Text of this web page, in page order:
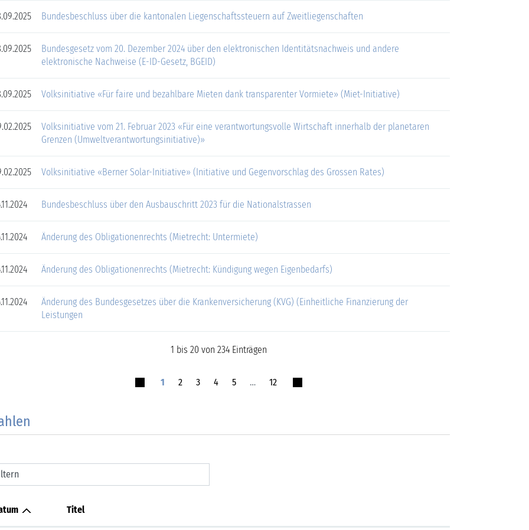
Bundesbeschluss über die kantonalen Liegenschaftssteuern auf Zweitliegenschaften
Bundesgesetz vom 20. Dezember 2024 über den elektronischen Identitätsnachweis und andere
elektronische Nachweise (E-ID-Gesetz, BGEID)
Volksinitiative «Für faire und bezahlbare Mieten dank transparenter Vormiete» (Miet-Initiative)
Volksinitiative vom 21. Februar 2023 «Für eine verantwortungsvolle Wirtschaft innerhalb der planetaren
Grenzen (Umweltverantwortungsinitiative)»
Volksinitiative «Berner Solar-Initiative» (Initiative und Gegenvorschlag des Grossen Rates)
Bundesbeschluss über den Ausbauschritt 2023 für die Nationalstrassen
Änderung des Obligationenrechts (Mietrecht: Untermiete)
Änderung des Obligationenrechts (Mietrecht: Kündigung wegen Eigenbedarfs)
Änderung des Bundesgesetzes über die Krankenversicherung (KVG) (Einheitliche Finanzierung der
Leistungen
1 bis 20 von 234 Einträgen
1 2 3 4 5 … 12
Titel